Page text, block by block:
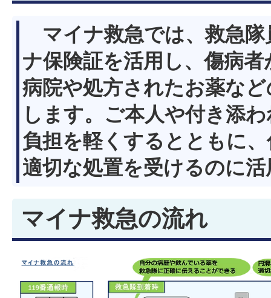
マイナ救急では、救急隊
ナ保険証を活用し、傷病
病院や処方されたお薬な
します。ご本人や付き添
負担を軽くするとともに
適切な処置を受けるのに
マイナ救急の流れ